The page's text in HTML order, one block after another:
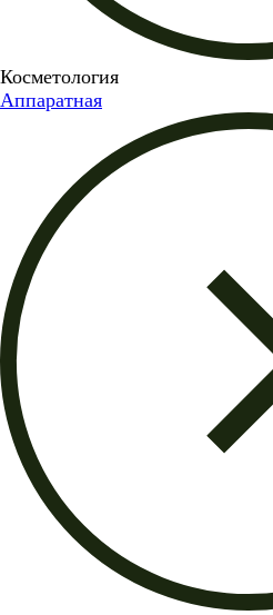
Косметология
Аппаратная